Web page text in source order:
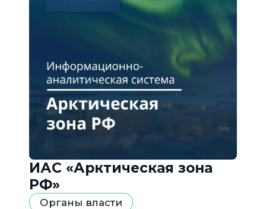
ИАС «Арктическая зона
РФ»
Органы власти